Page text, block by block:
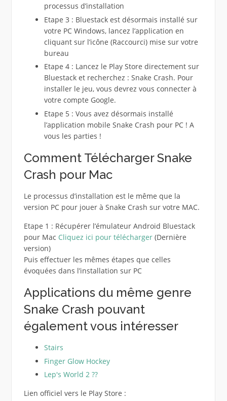
processus d’installation
Etape 3 : Bluestack est désormais installé sur
votre PC Windows, lancez l’application en
cliquant sur l’icône (Raccourci) mise sur votre
bureau
Etape 4 : Lancez le Play Store directement sur
Bluestack et recherchez : Snake Crash. Pour
installer le jeu, vous devrez vous connecter à
votre compte Google.
Etape 5 : Vous avez désormais installé
l’application mobile Snake Crash pour PC ! A
vous les parties !
Comment Télécharger Snake
Crash pour Mac
Le processus d’installation est le même que la
version PC pour jouer à Snake Crash sur votre MAC.
Etape 1 : Récupérer l’émulateur Android Bluestack
pour Mac Cliquez ici pour télécharger(Dernière
version)
Puis effectuer les mêmes étapes que celles
évoquées dans l’installation sur PC
Applications du même genre
Snake Crash pouvant
également vous intéresser
Stairs
Finger Glow Hockey
Lep's World 2 ??
Lien officiel vers le Play Store :